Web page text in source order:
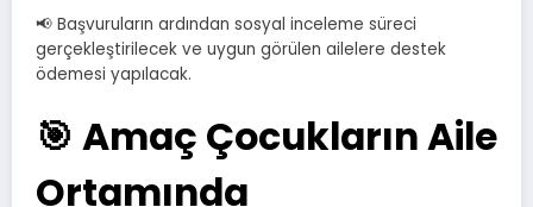
📢 Başvuruların ardından sosyal inceleme süreci
gerçekleştirilecek ve uygun görülen ailelere destek
ödemesi yapılacak.
🎯 Amaç Çocukların Aile
Ortamında